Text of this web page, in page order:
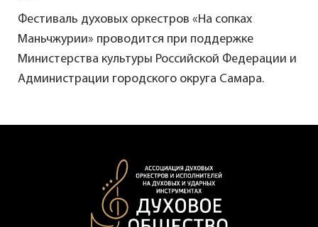
Фестиваль духовых оркестров «На сопках
Маньчжурии» проводится при поддержке
Министерства культуры Российской Федерации и
Администрации городского округа Самара.